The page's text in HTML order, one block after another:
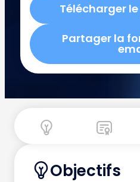
Télécharger
Partager la
Objectifs